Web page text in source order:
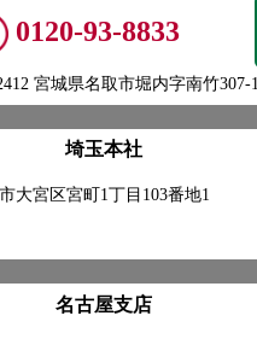
0120-93-8833
宮城県名取市堀内字南竹307-1
埼玉本社
大宮区宮町1丁目103番地1
名古屋支店